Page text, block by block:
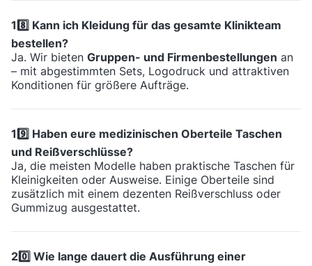
18️⃣ Kann ich Kleidung für das gesamte Klinikteam
bestellen?
Ja. Wir bieten Gruppen- und Firmenbestellungen an
– mit abgestimmten Sets, Logodruck und attraktiven
Konditionen für größere Aufträge.
19️⃣ Haben eure medizinischen Oberteile Taschen
und Reißverschlüsse?
Ja, die meisten Modelle haben praktische Taschen für
Kleinigkeiten oder Ausweise. Einige Oberteile sind
zusätzlich mit einem dezenten Reißverschluss oder
Gummizug ausgestattet.
20️⃣ Wie lange dauert die Ausführung einer